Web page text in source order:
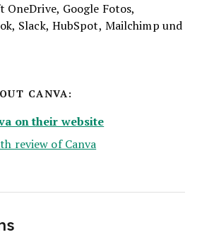
Google Fotos,
Slack, HubSpot, Mailchimp und
CANVA:
on their website
review of Canva